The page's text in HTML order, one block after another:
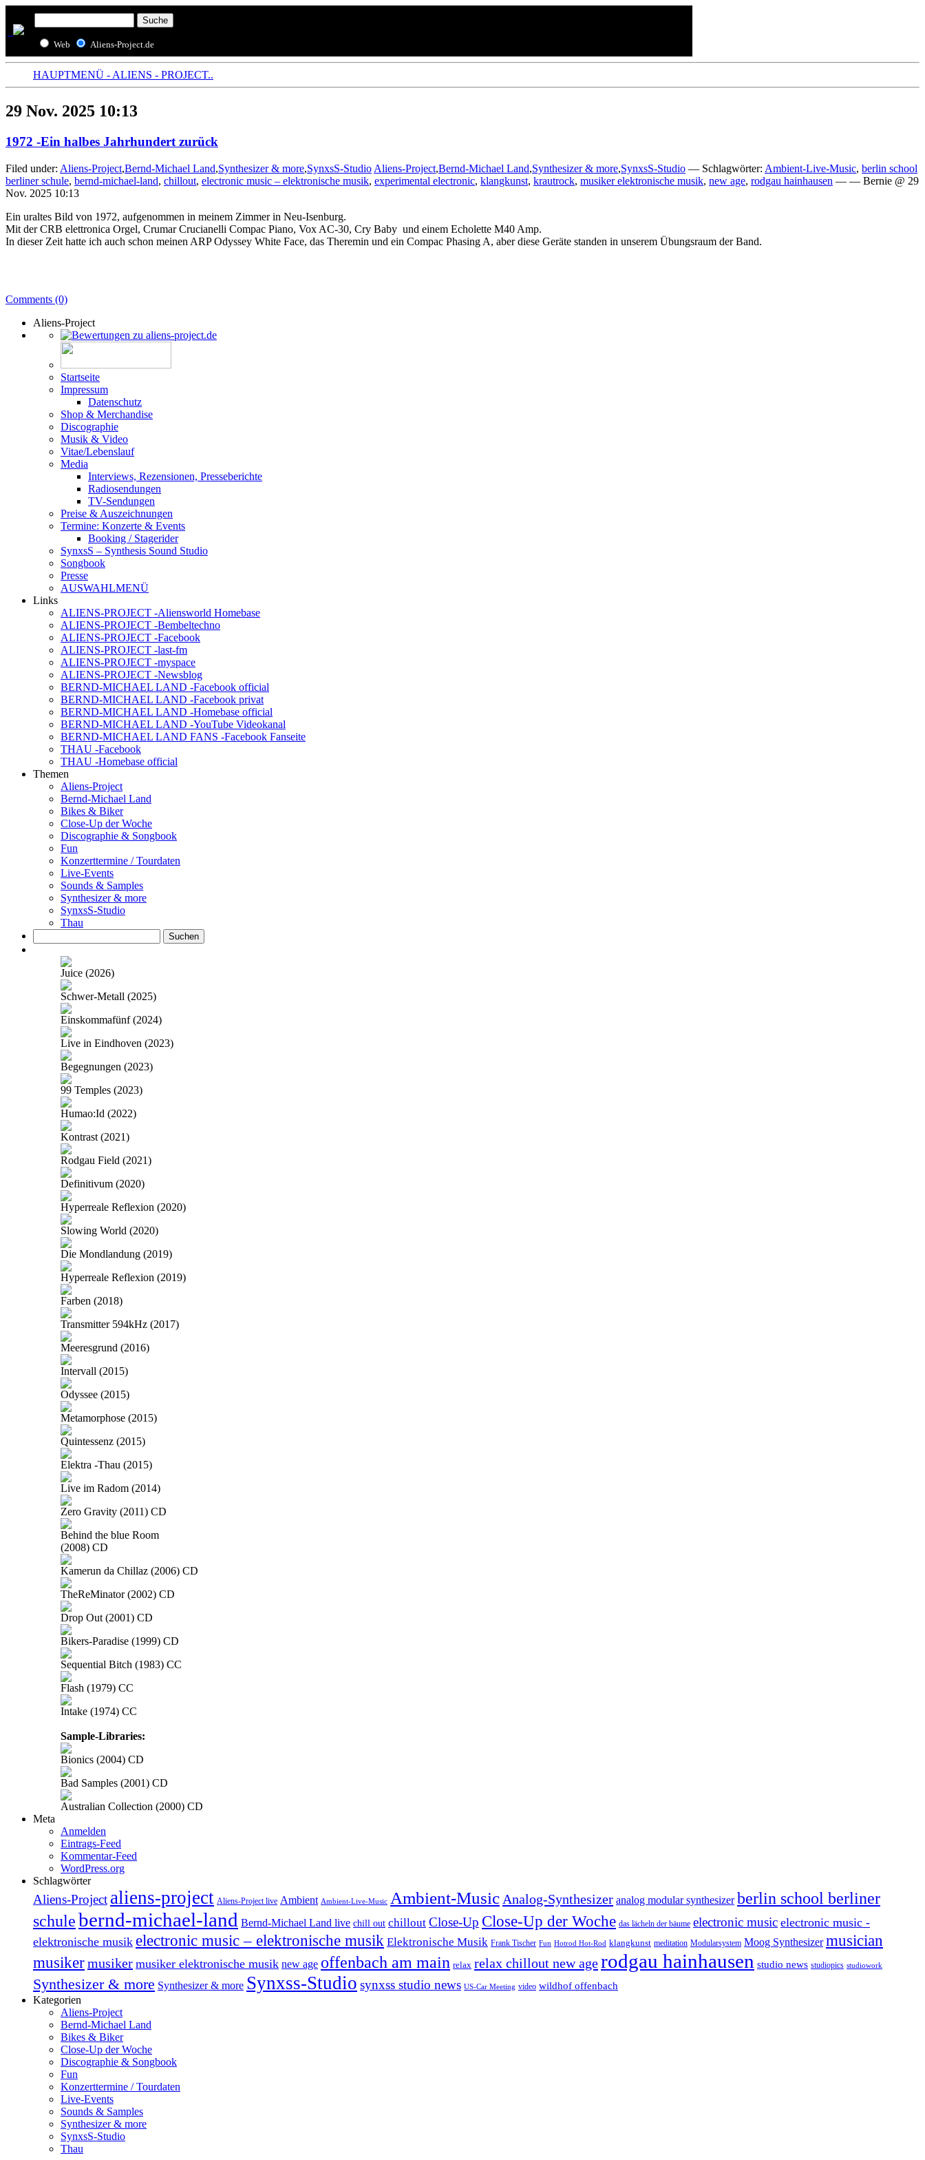
Web Aliens-Project.de
HAUPTMENÜ - ALIENS - PROJECT..
29 Nov. 2025 10:13
1972 -Ein halbes Jahrhundert zurück
Filed under: Aliens-Project,Bernd-Michael Land,Synthesizer & more,SynxsS-Studio Aliens-Project,Bernd-Michael Land,Synthesizer & more,SynxsS-Studio — Schlagwörter: Ambient-Live-Music, berlin school
berliner schule, bernd-michael-land, chillout, electronic music – elektronische musik, experimental electronic, klangkunst, krautrock, musiker elektronische musik, new age, rodgau hainhausen — — Bernie @ 29
Nov. 2025 10:13
Ein uraltes Bild von 1972, aufgenommen in meinem Zimmer in Neu-Isenburg.
Mit der CRB elettronica Orgel, Crumar Crucianelli Compac Piano, Vox AC-30, Cry Baby und einem Echolette M40 Amp.
In dieser Zeit hatte ich auch schon meinen ARP Odyssey White Face, das Theremin und ein Compac Phasing A, aber diese Geräte standen in unserem Übungsraum der Band.
Comments (0)
Aliens-Project
Startseite
Impressum
Datenschutz
Shop & Merchandise
Discographie
Musik & Video
Vitae/Lebenslauf
Media
Interviews, Rezensionen, Presseberichte
Radiosendungen
TV-Sendungen
Preise & Auszeichnungen
Termine: Konzerte & Events
Booking / Stagerider
SynxsS – Synthesis Sound Studio
Songbook
Presse
AUSWAHLMENÜ
Links
ALIENS-PROJECT -Aliensworld Homebase
ALIENS-PROJECT -Bembeltechno
ALIENS-PROJECT -Facebook
ALIENS-PROJECT -last-fm
ALIENS-PROJECT -myspace
ALIENS-PROJECT -Newsblog
BERND-MICHAEL LAND -Facebook official
BERND-MICHAEL LAND -Facebook privat
BERND-MICHAEL LAND -Homebase official
BERND-MICHAEL LAND -YouTube Videokanal
BERND-MICHAEL LAND FANS -Facebook Fanseite
THAU -Facebook
THAU -Homebase official
Themen
Aliens-Project
Bernd-Michael Land
Bikes & Biker
Close-Up der Woche
Discographie & Songbook
Fun
Konzerttermine / Tourdaten
Live-Events
Sounds & Samples
Synthesizer & more
SynxsS-Studio
Thau
nach:
Juice (2026)
Schwer-Metall (2025)
Einskommafünf (2024)
Live in Eindhoven (2023)
Begegnungen (2023)
99 Temples (2023)
Humao:Id (2022)
Kontrast (2021)
Rodgau Field (2021)
Definitivum (2020)
Hyperreale Reflexion (2020)
Slowing World (2020)
Die Mondlandung (2019)
Hyperreale Reflexion (2019)
Farben (2018)
Transmitter 594kHz (2017)
Meeresgrund (2016)
Intervall (2015)
Odyssee (2015)
Metamorphose (2015)
Quintessenz (2015)
Elektra -Thau (2015)
Live im Radom (2014)
Zero Gravity (2011) CD
Behind the blue Room
(2008) CD
Kamerun da Chillaz (2006) CD
TheReMinator (2002) CD
Drop Out (2001) CD
Bikers-Paradise (1999) CD
Sequential Bitch (1983) CC
Flash (1979) CC
Intake (1974) CC
Sample-Libraries:
Bionics (2004) CD
Bad Samples (2001) CD
Australian Collection (2000) CD
Meta
Anmelden
Eintrags-Feed
Kommentar-Feed
WordPress.org
Schlagwörter
Aliens-Project aliens-project Aliens-Project live Ambient Ambient-Live-Music Ambient-Music Analog-Synthesizer analog modular synthesizer berlin school berliner
schulebernd-michael-land Bernd-Michael Land live chill out chillout Close-Up Close-Up der Woche das lächeln der bäume electronic music electronic music -
elektronische musik electronic music – elektronische musik Elektronische Musik Frank Tischer Fun Hotrod Hot-Rod klangkunst meditation Modularsystem Moog Synthesizer musician
musikermusiker musiker elektronische musik new age offenbach am main relax relax chillout new agerodgau hainhausen studio news studiopics studiowork
Synthesizer & more Synthesizer & more Synxss-Studio synxss studio news US-Car Meeting video wildhof offenbach
Kategorien
Aliens-Project
Bernd-Michael Land
Bikes & Biker
Close-Up der Woche
Discographie & Songbook
Fun
Konzerttermine / Tourdaten
Live-Events
Sounds & Samples
Synthesizer & more
SynxsS-Studio
Thau